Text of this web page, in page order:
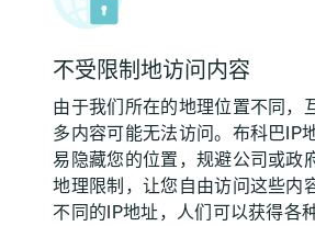
不受限制地访问内容
由于我们所在的地理位置不同，
多内容可能无法访问。布科巴IP
易隐藏您的位置，规避公司或政
地理限制，让您自由访问这些内
不同的IP地址，人们可以获得各